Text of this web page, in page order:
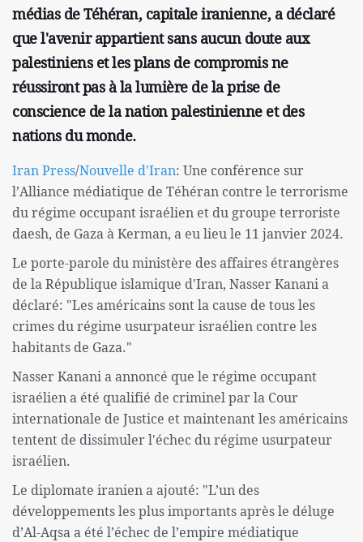
médias de Téhéran, capitale iranienne, a déclaré
que l'avenir appartient sans aucun doute aux
palestiniens et les plans de compromis ne
réussiront pas à la lumière de la prise de
conscience de la nation palestinienne et des
nations du monde.
Iran Press/Nouvelle d'Iran: Une conférence sur
l’Alliance médiatique de Téhéran contre le terrorisme
du régime occupant israélien et du groupe terroriste
daesh, de Gaza à Kerman, a eu lieu le 11 janvier 2024.
Le porte-parole du ministère des affaires étrangères
de la République islamique d'Iran, Nasser Kanani a
déclaré: "Les américains sont la cause de tous les
crimes du régime usurpateur israélien contre les
habitants de Gaza."
Nasser Kanani a annoncé que le régime occupant
israélien a été qualifié de criminel par la Cour
internationale de Justice et maintenant les américains
tentent de dissimuler l'échec du régime usurpateur
israélien.
Le diplomate iranien a ajouté: "L’un des
développements les plus importants après le déluge
d’Al-Aqsa a été l’échec de l’empire médiatique